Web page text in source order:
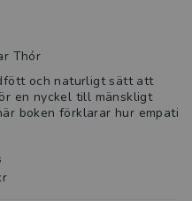
Thór
och naturligt sätt att
en nyckel till mänskligt
boken förklarar hur empati